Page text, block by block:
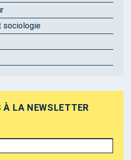
sociologie
LA NEWSLETTER